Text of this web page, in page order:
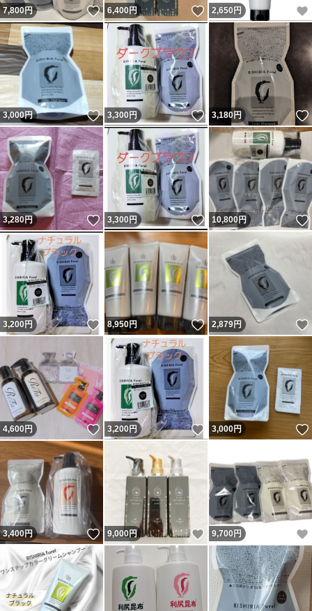
7,800円 いいね！
6,400円 いいね！
2,650 円
3,000円 いいね！
3,300円 いいね！
3,180円
3,280円 いいね！
3,300円 いいね！
10,800円
3,200円 いいね！
8,950円 いいね！
2,879円
4,600円 いいね！
3,200円 いいね！
3,000円
3,400円 いいね！
9,000円 いいね！
9,700 円